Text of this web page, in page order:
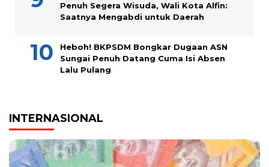
Penuh Segera Wisuda, Wali Kota Alfin:
Saatnya Mengabdi untuk Daerah
Heboh! BKPSDM Bongkar Dugaan ASN
Sungai Penuh Datang Cuma Isi Absen
Lalu Pulang
INTERNASIONAL